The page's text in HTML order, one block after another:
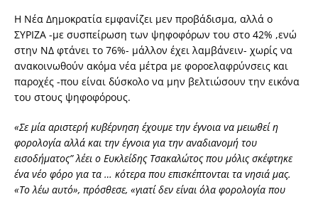
Η Νέα Δημοκρατία εμφανίζει μεν προβάδισμα, αλλά ο
ΣΥΡΙΖΑ -με συσπείρωση των ψηφοφόρων του στο 42% ,ενώ
στην ΝΔ φτάνει το 76%- μάλλον έχει λαμβάνειν- χωρίς να
ανακοινωθούν ακόμα νέα μέτρα με φοροελαφρύνσεις και
παροχές -που είναι δύσκολο να μην βελτιώσουν την εικόνα
του στους ψηφοφόρους.
«Σε μία αριστερή κυβέρνηση έχουμε την έγνοια να μειωθεί η
φορολογία αλλά και την έγνοια για την αναδιανομή του
εισοδήματος” λέει ο Ευκλείδης Τσακαλώτος που μόλις σκέφτηκε
ένα νέο φόρο για τα … κότερα που επισκέπτονται τα νησιά μας.
«Το λέω αυτό», πρόσθεσε, «γιατί δεν είναι όλα φορολογία που